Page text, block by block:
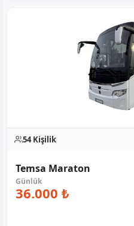
54 Kişilik
Temsa Maraton
36.000 ₺